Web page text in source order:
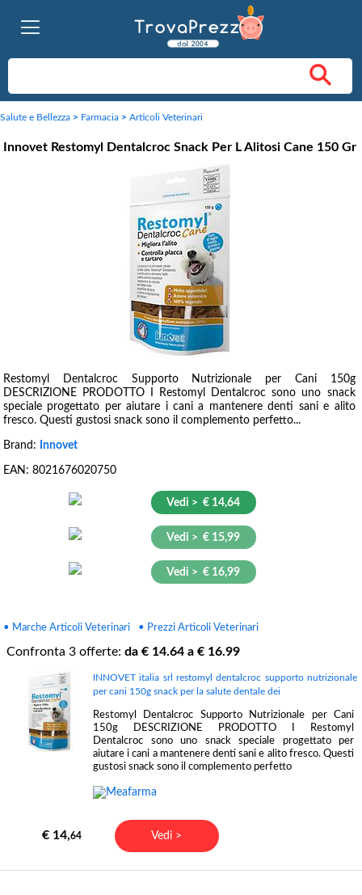
Salute e Bellezza > Farmacia > Articoli Veterinari
Innovet Restomyl Dentalcroc Snack Per L Alitosi Cane 150 Gr
Restomyl Dentalcroc Supporto Nutrizionale per Cani 150g
DESCRIZIONE PRODOTTO I Restomyl Dentalcroc sono uno snack
speciale progettato per aiutare i cani a mantenere denti sani e alito
fresco. Questi gustosi snack sono il complemento perfetto...
Brand: Innovet
EAN: 8021676020750
Vedi > € 14,64
Vedi > € 15,99
Vedi > € 16,99
• Marche Articoli Veterinari • Prezzi Articoli Veterinari
Confronta 3 offerte: da € 14.64 a € 16.99
INNOVET italia srl restomyl dentalcroc supporto nutrizionale
per cani 150g snack per la salute dentale dei
Restomyl Dentalcroc Supporto Nutrizionale per Cani
150g DESCRIZIONE PRODOTTO I Restomyl
Dentalcroc sono uno snack speciale progettato per
aiutare i cani a mantenere denti sani e alito fresco. Questi
gustosi snack sono il complemento perfetto
€ 14,64 Vedi >